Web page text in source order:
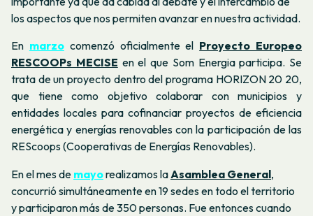
los aspectos que nos permiten avanzar en nuestra actividad.
En marzocomenzó oficialmente el Proyecto Europeo
RESCOOPs MECISE en el que Som Energia participa. Se
trata de un proyecto dentro del programa HORIZON 20 20,
que tiene como objetivo colaborar con municipios y
entidades locales para cofinanciar proyectos de eficiencia
energética y energías renovables con la participación de las
REScoops (Cooperativas de Energías Renovables).
En el mes de mayorealizamos la Asamblea General,
concurrió simultáneamente en 19 sedes en todo el territorio
y participaron más de 350 personas. Fue entonces cuando